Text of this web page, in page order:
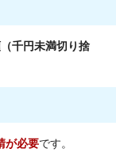
千円未満切り捨
が必要です。